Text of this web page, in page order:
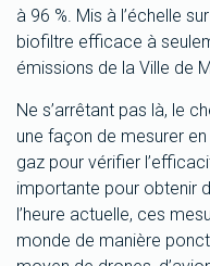
à 96 %. Mis à l’échelle
biofiltre efficace à
émissions de la Ville de
Ne s’arrêtant pas là, le
une façon de mesurer
gaz pour vérifier
importante pour obtenir
l’heure actuelle, ces
monde de manière